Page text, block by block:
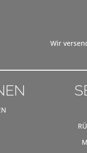
Wir